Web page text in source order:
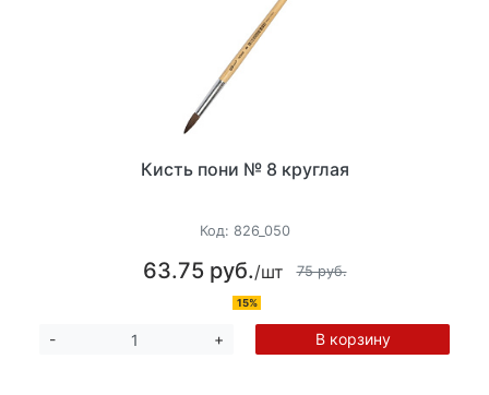
Кисть пони № 8 круглая
Код: 826_050
63.75 руб./шт 75 руб.
15%
- + В корзину